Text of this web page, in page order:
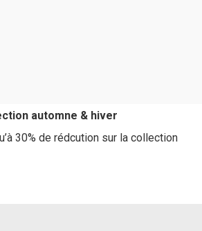
automne & hiver
30% de rédcution sur la collection